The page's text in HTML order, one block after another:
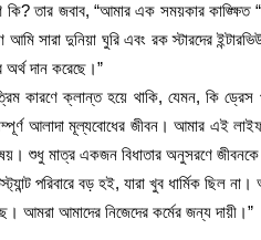
তার জবাব, “আমার এক সময়কার
আমি সারা দুনিয়া ঘুরি এবং রক স্টারদের
দান করেছে।”
কারণে ক্লান্ত হয়ে থাকি, যেমন, কি
আলাদা মূল্যবোধের জীবন। আমার এই
শুধু মাত্র একজন বিধাতার অনুসরণে
পরিবারে বড় হই, যারা খুব ধার্মিক ছিল
আমরা আমাদের নিজেদের কর্মের জন্য দায়ী।”